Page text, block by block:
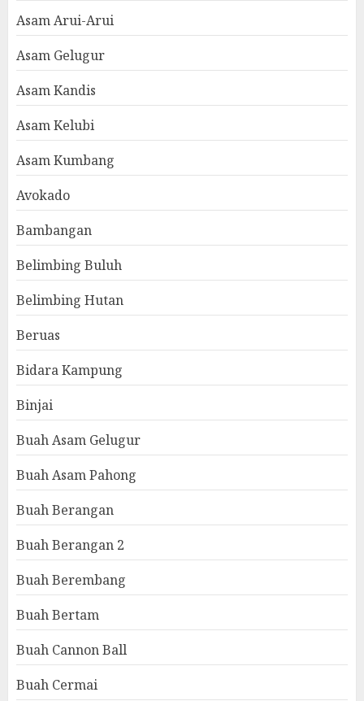
Asam Arui-Arui
Asam Gelugur
Asam Kandis
Asam Kelubi
Asam Kumbang
Avokado
Bambangan
Belimbing Buluh
Belimbing Hutan
Beruas
Bidara Kampung
Binjai
Buah Asam Gelugur
Buah Asam Pahong
Buah Berangan
Buah Berangan 2
Buah Berembang
Buah Bertam
Buah Cannon Ball
Buah Cermai